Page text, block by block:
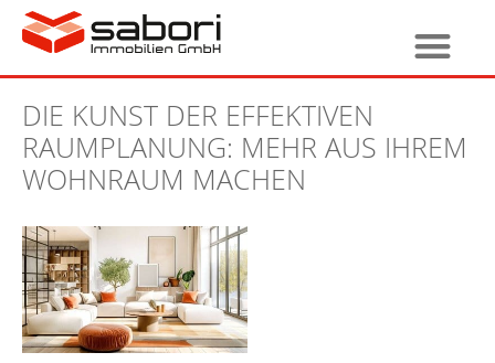
DIE KUNST DER EFFEKTIVEN
RAUMPLANUNG: MEHR AUS IHREM
WOHNRAUM MACHEN